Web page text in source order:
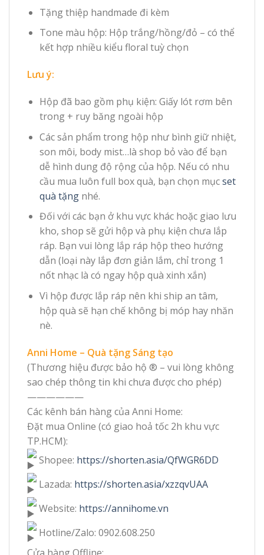
Tặng thiệp handmade đi kèm
Tone màu hộp: Hộp trắng/hồng/đỏ – có thể
kết hợp nhiều kiểu floral tuỳ chọn
Lưu ý:
Hộp đã bao gồm phụ kiện: Giấy lót rơm bên
trong + ruy băng ngoài hộp
Các sản phẩm trong hộp như bình giữ nhiệt,
son môi, body mist…là shop bỏ vào để bạn
dễ hình dung độ rộng của hộp. Nếu có nhu
cầu mua luôn full box quà, bạn chọn mụcset
quà tặngnhé.
Đối với các bạn ở khu vực khác hoặc giao lưu
kho, shop sẽ gửi hộp và phụ kiện chưa lắp
ráp. Bạn vui lòng lắp ráp hộp theo hướng
dẫn (loại này lắp đơn giản lắm, chỉ trong 1
nốt nhạc là có ngay hộp quà xinh xắn)
Vì hộp được lắp ráp nên khi ship an tâm,
hộp quà sẽ hạn chế không bị móp hay nhăn
nè.
Anni Home – Quà tặng Sáng tạo
(Thương hiệu được bảo hộ ® – vui lòng không
sao chép thông tin khi chưa được cho phép)
——————
Các kênh bán hàng của Anni Home:
Đặt mua Online (có giao hoả tốc 2h khu vực
TP.HCM):
Shopee: https://shorten.asia/QfWGR6DD
Lazada: https://shorten.asia/xzzqvUAA
Website: https://annihome.vn
Hotline/Zalo: 0902.608.250